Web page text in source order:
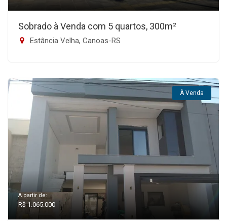
Sobrado à Venda com 5 quartos, 300m²
Estância Velha, Canoas-RS
À Venda
A partir de:
R$ 1.065.000